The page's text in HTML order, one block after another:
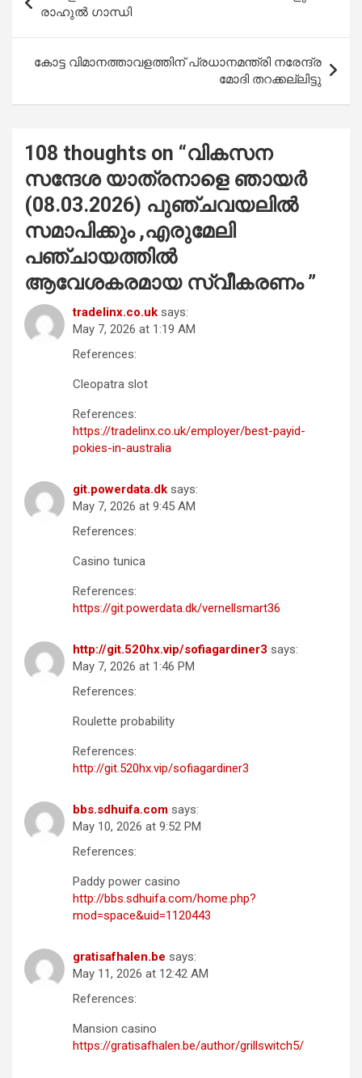
o
o
k
A
p
p
navigation
രാഹുൽ ഗാന്ധി
കോട്ട വിമാനത്താവളത്തിന് പ്രധാനമന്ത്രി നരേന്ദ്ര
മോദി തറക്കല്ലിട്ടു
108 thoughts on “വികസന
സന്ദേശ യാത്രനാളെ ഞായർ
(08.03.2026) പുഞ്ചവയലില്‍
സമാപിക്കും ,എരുമേലി
പഞ്ചായത്തിൽ
ആവേശകരമായ സ്വീകരണം”
tradelinx.co.uk says:
May 7, 2026 at 1:19 AM
References:
Cleopatra slot
References:
https://tradelinx.co.uk/employer/best-payid-
pokies-in-australia
git.powerdata.dk says:
May 7, 2026 at 9:45 AM
References:
Casino tunica
References:
https://git.powerdata.dk/vernellsmart36
http://git.520hx.vip/sofiagardiner3 says:
May 7, 2026 at 1:46 PM
References:
Roulette probability
References:
http://git.520hx.vip/sofiagardiner3
bbs.sdhuifa.com says:
May 10, 2026 at 9:52 PM
References:
Paddy power casino
http://bbs.sdhuifa.com/home.php?
mod=space&uid=1120443
gratisafhalen.be says:
May 11, 2026 at 12:42 AM
References:
Mansion casino
https://gratisafhalen.be/author/grillswitch5/